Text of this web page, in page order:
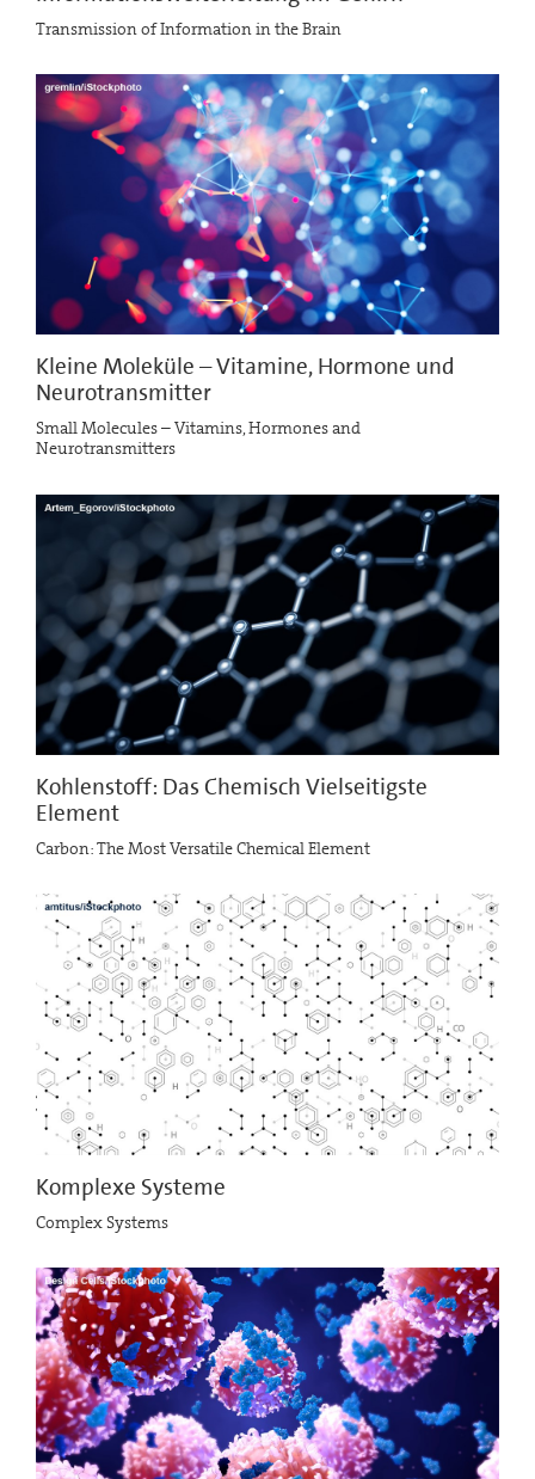
Transmission of Information in the Brain
Kleine Moleküle – Vitamine, Hormone und
Neurotransmitter
Small Molecules – Vitamins, Hormones and
Neurotransmitters
Kohlenstoff: Das Chemisch Vielseitigste
Element
Carbon: The Most Versatile Chemical Element
Komplexe Systeme
Complex Systems